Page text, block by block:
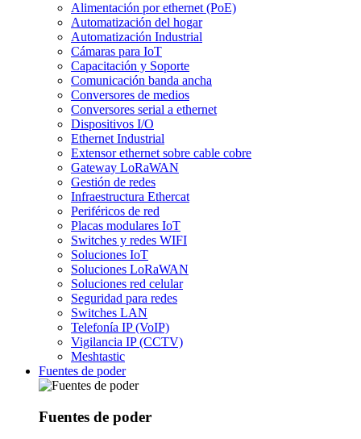
Alimentación por ethernet (PoE)
Automatización del hogar
Automatización Industrial
Cámaras para IoT
Capacitación y Soporte
Comunicación banda ancha
Conversores de medios
Conversores serial a ethernet
Dispositivos I/O
Ethernet Industrial
Extensor ethernet sobre cable cobre
Gateway LoRaWAN
Gestión de redes
Infraestructura Ethercat
Periféricos de red
Placas modulares IoT
Switches y redes WIFI
Soluciones IoT
Soluciones LoRaWAN
Soluciones red celular
Seguridad para redes
Switches LAN
Telefonía IP (VoIP)
Vigilancia IP (CCTV)
Meshtastic
Fuentes de poder
Fuentes de poder